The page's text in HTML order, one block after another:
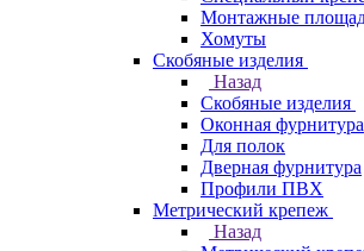
Монтажные
Хомуты
Скобяные изделия
Назад
Скобяные изделия
Оконная фурнитура
Для полок
Дверная фурнитура
Профили ПВХ
Метрический крепеж
Назад